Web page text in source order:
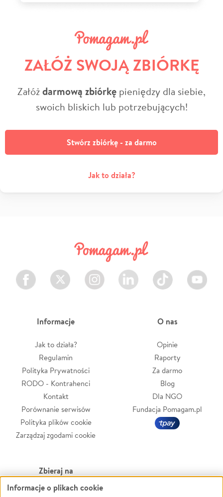
ZAŁÓŻ SWOJĄ ZBIÓRKĘ
Załóżdarmową zbiórkę pieniędzy dla siebie,
swoich bliskich lub potrzebujących!
Stwórz zbiórkę - za darmo
Jak to działa?
Facebook Twitter Instagram LinkedIn TikTok Youtube
Informacje
Jak to działa?
Regulamin
Polityka Prywatności
RODO - Kontrahenci
Kontakt
Porównanie serwisów
Polityka plików cookie
Zarządzaj zgodami cookie
O nas
Opinie
Raporty
Za darmo
Blog
Dla NGO
Fundacja Pomagam.pl
Zbieraj na
Leczenie
Informacje o plikach cookie